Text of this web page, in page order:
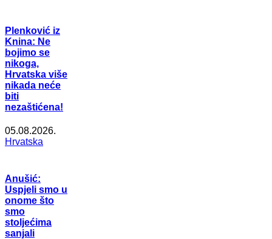
Plenković iz
Knina: Ne
bojimo se
nikoga,
Hrvatska više
nikada neće
biti
nezaštićena!
05.08.2026.
Hrvatska
Anušić:
Uspjeli smo u
onome što
smo
stoljećima
sanjali